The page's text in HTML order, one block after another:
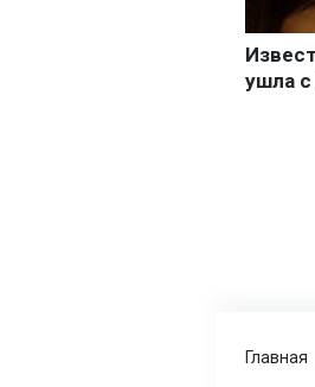
Главная